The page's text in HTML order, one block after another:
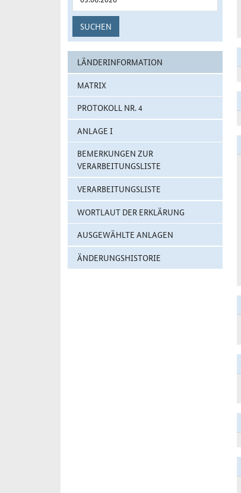
SUCHEN
LÄNDERINFORMATION
MATRIX
PROTOKOLL NR. 4
ANLAGE I
BEMERKUNGEN ZUR
VERARBEITUNGSLISTE
VERARBEITUNGSLISTE
WORTLAUT DER ERKLÄRUNG
AUSGEWÄHLTE ANLAGEN
ÄNDERUNGSHISTORIE